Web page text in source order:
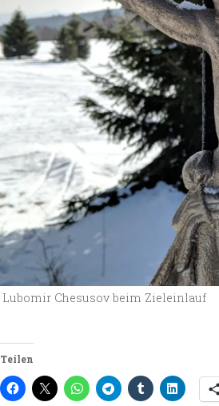
Lubomir Chesusov beim Zieleinlauf
Teilen